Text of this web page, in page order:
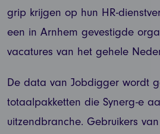
grip krijgen op hun HR-
een in Arnhem gevestigde
vacatures van het gehele
De data van Jobdigger wordt
totaalpakketten die Synerg-e
uitzendbranche. Gebruikers